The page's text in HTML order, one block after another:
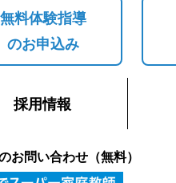
無料体験指導
のお申込み
採用情報
お問い合わせ（無料）